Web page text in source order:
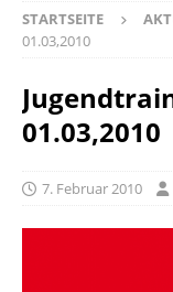
STARTSEITE
01.03,2010
01.03,2010
7. Februar 2010